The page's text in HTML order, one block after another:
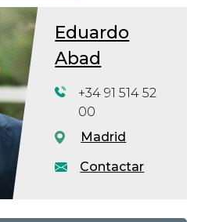
Eduardo
Abad
Contactar
+34 91 514 52
00
Madrid